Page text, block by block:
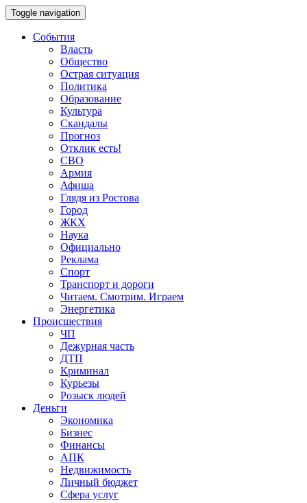
Toggle navigation
События
Власть
Общество
Острая ситуация
Политика
Образование
Культура
Скандалы
Прогноз
Отклик есть!
СВО
Армия
Афиша
Глядя из Ростова
Город
ЖКХ
Наука
Официально
Реклама
Спорт
Транспорт и дороги
Читаем. Смотрим. Играем
Энергетика
Происшествия
ЧП
Дежурная часть
ДТП
Криминал
Курьезы
Розыск людей
Деньги
Экономика
Бизнес
Финансы
АПК
Недвижимость
Личный бюджет
Сфера услуг